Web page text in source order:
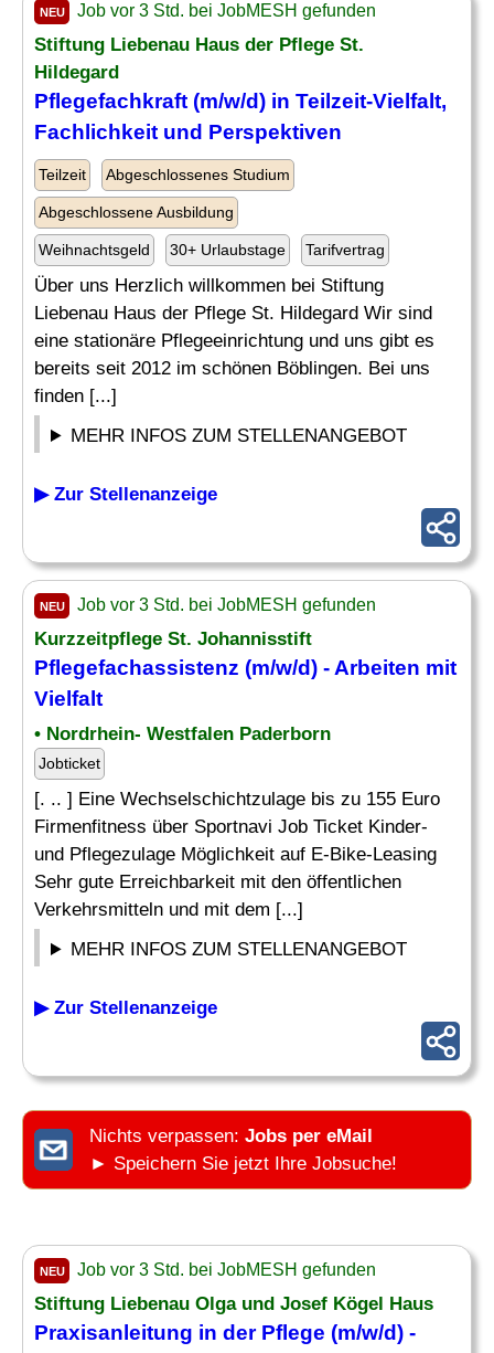
NEU Job vor 3 Std. bei JobMESH gefunden
Stiftung Liebenau Haus der Pflege St.
Hildegard
Pflegefachkraft (m/w/d) in Teilzeit-Vielfalt,
Fachlichkeit und Perspektiven
Teilzeit Abgeschlossenes Studium
Abgeschlossene Ausbildung
Weihnachtsgeld 30+ Urlaubstage Tarifvertrag
Über uns Herzlich willkommen bei Stiftung
Liebenau Haus der Pflege St. Hildegard Wir sind
eine stationäre Pflegeeinrichtung und uns gibt es
bereits seit 2012 im schönen Böblingen. Bei uns
finden [...]
MEHR INFOS ZUM STELLENANGEBOT
▶ Zur Stellenanzeige
NEU Job vor 3 Std. bei JobMESH gefunden
Kurzzeitpflege St. Johannisstift
Pflegefachassistenz (m/w/d) - Arbeiten mit
Vielfalt
• Nordrhein- Westfalen Paderborn
Jobticket
[. .. ] Eine Wechselschichtzulage bis zu 155 Euro
Firmenfitness über Sportnavi Job Ticket Kinder-
und Pflegezulage Möglichkeit auf E-Bike-Leasing
Sehr gute Erreichbarkeit mit den öffentlichen
Verkehrsmitteln und mit dem [...]
MEHR INFOS ZUM STELLENANGEBOT
▶ Zur Stellenanzeige
Nichts verpassen: Jobs per eMail
► Speichern Sie jetzt Ihre Jobsuche!
NEU Job vor 3 Std. bei JobMESH gefunden
Stiftung Liebenau Olga und Josef Kögel Haus
Praxisanleitung in der Pflege (m/w/d) -